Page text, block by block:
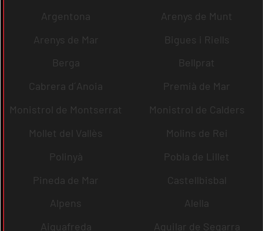
Argentona
Arenys de Munt
Arenys de Mar
Bigues i Riells
Berga
Bellprat
Cabrera d´Anoia
Premià de Mar
Monistrol de Montserrat
Monistrol de Calders
Mollet del Vallès
Molins de Rei
Polinyà
Pobla de Lillet
Pineda de Mar
Castellbisbal
Alpens
Alella
Aiguafreda
Aguilar de Segarra